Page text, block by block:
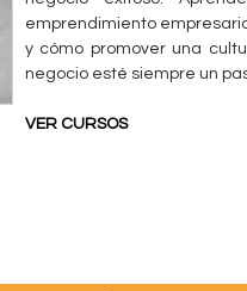
emprendimiento
y cómo promover una
negocio esté siempre un
VER CURSOS